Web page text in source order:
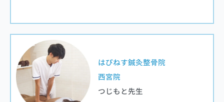
はぴねす鍼灸整骨院
西宮院
つじもと先生